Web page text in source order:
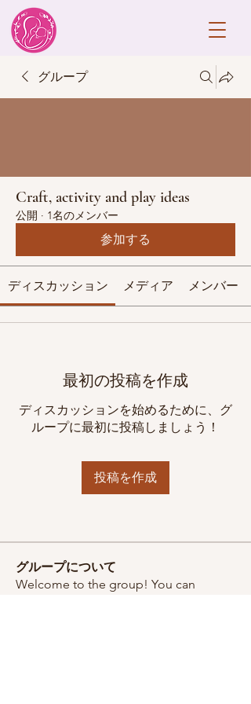
グループ
Craft, activity and play ideas
公開 · 1名のメンバー
参加する
ディスカッション メディア メンバー
最初の投稿を作成
ディスカッションを始めるために、グ
ループに最初に投稿しましょう！
投稿を作成
グループについて
Welcome to the group! You can